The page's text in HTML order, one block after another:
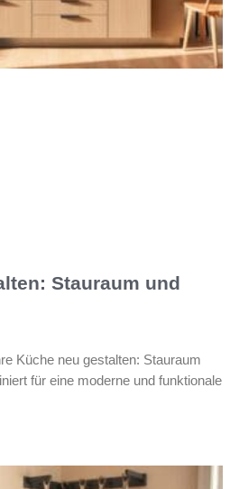
Stauraum und
Küche neu gestalten: Stauraum
für eine moderne und funktionale